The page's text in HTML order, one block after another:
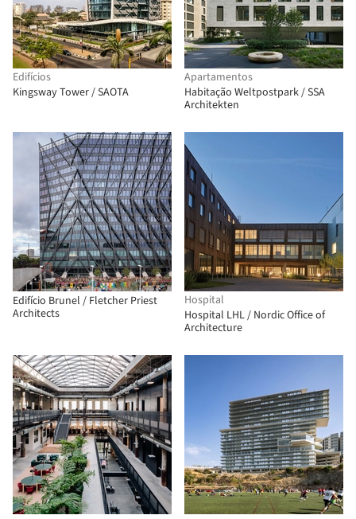
Edifícios
Kingsway Tower / SAOTA
Apartamentos
Habitação Weltpostpark / SSA
Architekten
Edifício Brunel / Fletcher Priest
Architects
Hospital
Hospital LHL / Nordic Office of
Architecture